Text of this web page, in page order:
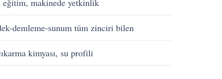
eğitim, makinede yetkinlik
demleme-sunum tüm zinciri bilen
kimyası, su profili